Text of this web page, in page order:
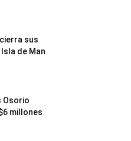
sus
de Man
Osorio
millones